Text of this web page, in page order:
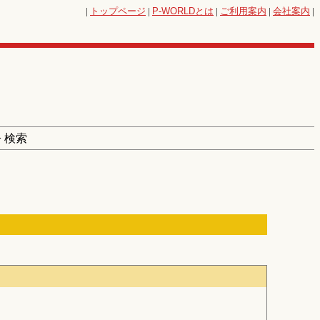
| トップページ | P-WORLDとは | ご利用案内 | 会社案内 |
検索